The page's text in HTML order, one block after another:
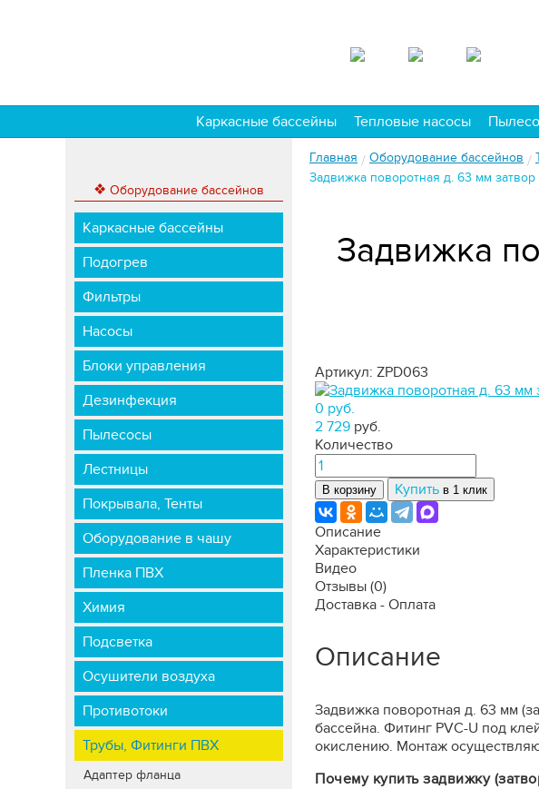
Каркасные бассейны Тепловые насосы
❖ Оборудование бассейнов
Каркасные бассейны
Подогрев
Фильтры
Насосы
Блоки управления
Дезинфекция
Пылесосы
Лестницы
Покрывала, Тенты
Оборудование в чашу
Пленка ПВХ
Химия
Подсветка
Осушители воздуха
Противотоки
Трубы, Фитинги ПВХ
Адаптер фланца
Главная / Оборудование бассейнов /
Задвижка поворотная д. 63 мм
Задвижка
Артикул: ZPD063
0 руб.
2 729 руб.
Количество
В корзину Купить в 1 клик
Описание
Характеристики
Видео
Отзывы (0)
Доставка - Оплата
Описание
Задвижка поворотная д. 63 мм
бассейна. Фитинг PVC-U под
окислению. Монтаж
Почему купить задвижку